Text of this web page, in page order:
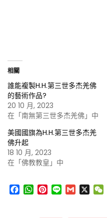
相關
誰能複製H.H.第三世多杰羌佛
的藝術作品?
20 10 月, 2023
在「南無第三世多杰羌佛」中
美國國旗為H.H.第三世多杰羌
佛升起
18 10 月, 2023
在「佛教教皇」中
Facebook
WhatsApp
Pinterest
Line Gmail
X